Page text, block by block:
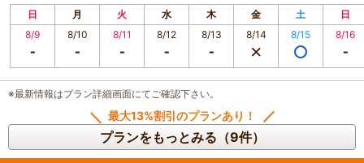
日 月 火 水 木 金 土
日
8/9
8/10 8/11 8/12 8/13 8/14 8/15 8/16
※最新情報はプラン詳細画面にてご確認下さい。
最大13%割引のプランあり！
プランをもっとみる（9件）